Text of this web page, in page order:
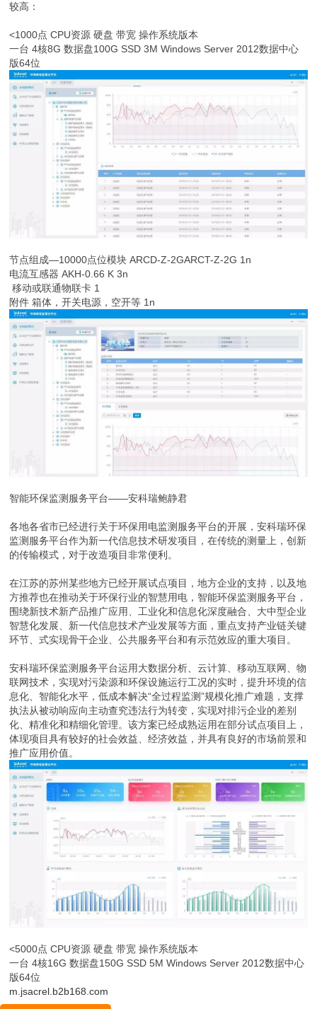
较高：
<1000点 CPU资源 硬盘 带宽 操作系统版本
一台 4核8G 数据盘100G SSD 3M Windows Server 2012数据中心
版64位
节点组成—10000点位模块 ARCD-Z-2GARCT-Z-2G 1n
电流互感器 AKH-0.66 K 3n
移动或联通物联卡 1
附件 箱体，开关电源，空开等 1n
智能环保监测服务平台——安科瑞鲍静君
各地各省市已经进行关于环保用电监测服务平台的开展，安科瑞环保
监测服务平台作为新一代信息技术研发项目，在传统的测量上，创新
的传输模式，对于改造项目非常便利。
在江苏的苏州某些地方已经开展试点项目，地方企业的支持，以及地
方推荐也在推动关于环保行业的智慧用电，智能环保监测服务平台，
围绕新技术新产品推广应用、工业化和信息化深度融合、大中型企业
智慧化发展、新一代信息技术产业发展等方面，重点支持产业链关键
环节、式实现骨干企业、公共服务平台和有示范效应的重大项目。
安科瑞环保监测服务平台运用大数据分析、云计算、移动互联网、物
联网技术，实现对污染源和环保设施运行工况的实时，提升环境的信
息化、智能化水平，低成本解决“全过程监测”规模化推广难题，支撑
执法从被动响应向主动查究违法行为转变，实现对排污企业的差别
化、精准化和精细化管理。该方案已经成熟运用在部分试点项目上，
体现项目具有较好的社会效益、经济效益，并具有良好的市场前景和
推广应用价值。
<5000点 CPU资源 硬盘 带宽 操作系统版本
一台 4核16G 数据盘150G SSD 5M Windows Server 2012数据中心
版64位
m.jsacrel.b2b168.com